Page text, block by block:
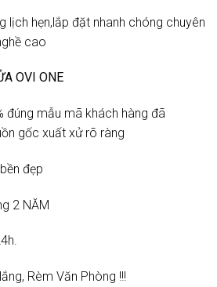
lịch hẹn,lắp đặt nhanh chóng chuyên
cao
OVI ONE
đúng mẫu mã khách hàng đã
gốc xuất xử rõ ràng
đẹp
2 NĂM
Rèm Văn Phòng !!!